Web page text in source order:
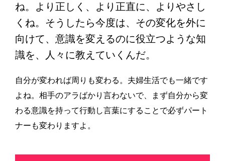
ね。より正しく、より正直に、よりやさし
くね。そうしたら今度は、その変化を外に
向けて、意識を変えるのに役立つような知
識を、人々に教えていくんだ。
自分が変われば周りも変わる。夫婦生活でも一緒です
よね。相手のアラばかり言わないで、まず自分から変
わる意識を持って行動し言葉にすることで必ずパート
ナーも変わりますよ。